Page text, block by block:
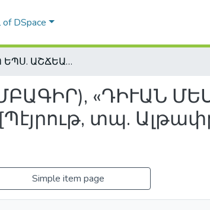
DSpace
ՄԵՍՐՈՊ ԵՊՍ. ԱՇՃԵԱՆ (ԽՄԲԱԳԻՐ), «ԴԻՒԱՆ ՄԵՍՐՈՊ Դ. ԹԱՂԻԱԴԵԱՆ», Նոր Ջուղա [Պէյրութ, տպ. Ալթափրես], 1979, ԼԹ + 654 էջ
«ԴԻՒԱՆ
տպ.
Simple item page